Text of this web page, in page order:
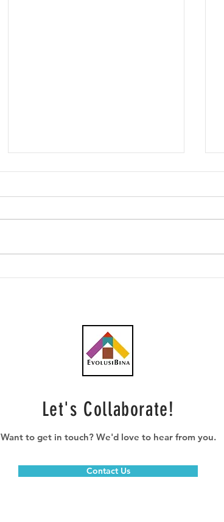
Let's Collaborate!
Want to get in touch? We'd love to hear from you.
Contact Us